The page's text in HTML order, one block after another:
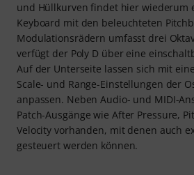
und Hüllkurven findet hier wiederum
Keyboard mit den beleuchteten
Modulationsrädern umfasst drei
verfügt der Poly D über eine
Auf der Unterseite lassen sich mit
Scale- und Range-Einstellungen der
anpassen. Neben Audio- und MIDI-
Patch-Ausgänge wie After Pressure,
Velocity vorhanden, mit denen auch
gesteuert werden können.